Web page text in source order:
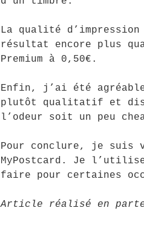
La qualité
résultat encore plus
Premium à 0,50€.
Enfin, j’ai été
plutôt qualitatif et
l’odeur soit un peu
Pour conclure, je suis
MyPostcard. Je
faire pour certaines
Article réalisé en